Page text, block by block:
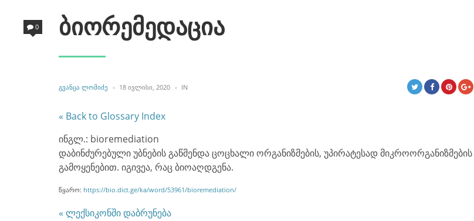
ბიორემედაცია
POSTED
ᲒᲕᲐᲜᲪᲐ ᲚᲝᲛᲘᲫᲔ 18 ᲘᲕᲚᲘᲡᲘ, 2020 INPOSTED
0
« Back to Glossary Index
ინგლ.: bioremediation
დაბინძურებული უბნების გაწმენდა ცოცხალი ორგანიზმების, უპირატესად მიკროორგანიზმების
გამოყენებით. იგივეა, რაც ბიოაღდგენა.
წყარო: https://bio.dict.ge/ka/word/53961/bioremediation/
« ლექსიკონში დაბრუნება